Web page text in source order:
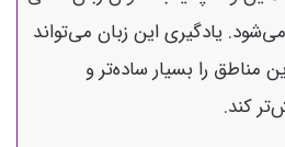
یادگیری این زبان می‌تواند
مناطق را بسیار ساده‌تر و
کند.